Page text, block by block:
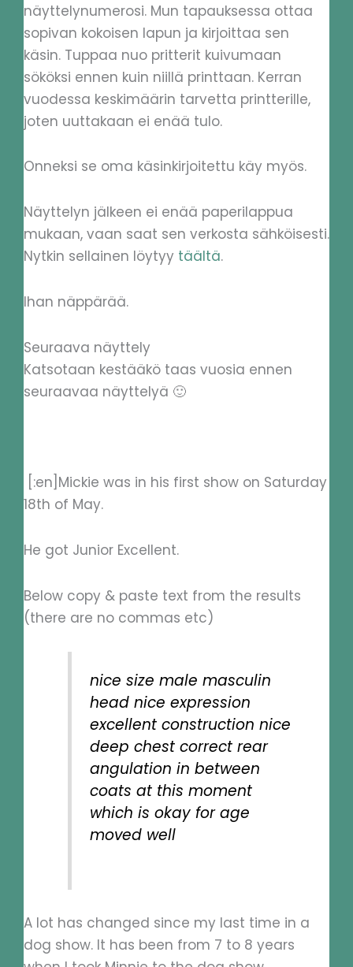
näyttelynumerosi. Mun tapauksessa ottaa
sopivan kokoisen lapun ja kirjoittaa sen
käsin. Tuppaa nuo pritterit kuivumaan
sököksi ennen kuin niillä printtaan. Kerran
vuodessa keskimäärin tarvetta printterille,
joten uuttakaan ei enää tulo.
Onneksi se oma käsinkirjoitettu käy myös.
Näyttelyn jälkeen ei enää paperilappua
mukaan, vaan saat sen verkosta sähköisesti.
Nytkin sellainen löytyy täältä.
Ihan näppärää.
Seuraava näyttely
Katsotaan kestääkö taas vuosia ennen
seuraavaa näyttelyä 🙂
[:en]Mickie was in his first show on Saturday
18th of May.
He got Junior Excellent.
Below copy & paste text from the results
(there are no commas etc)
nice size male masculin
head nice expression
excellent construction nice
deep chest correct rear
angulation in between
coats at this moment
which is okay for age
moved well
A lot has changed since my last time in a
dog show. It has been from 7 to 8 years